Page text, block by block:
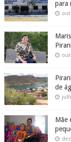
para
de
Mãe